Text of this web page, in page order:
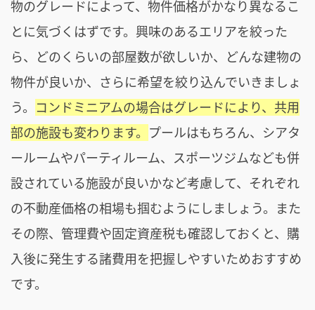
物のグレードによって、物件価格がかなり異なるこ
とに気づくはずです。興味のあるエリアを絞った
ら、どのくらいの部屋数が欲しいか、どんな建物の
物件が良いか、さらに希望を絞り込んでいきましょ
う。 コンドミニアムの場合はグレードにより、共用
部の施設も変わります。 プールはもちろん、シアタ
ールームやパーティルーム、スポーツジムなども併
設されている施設が良いかなど考慮して、それぞれ
の不動産価格の相場も掴むようにしましょう。また
その際、管理費や固定資産税も確認しておくと、購
入後に発生する諸費用を把握しやすいためおすすめ
です。